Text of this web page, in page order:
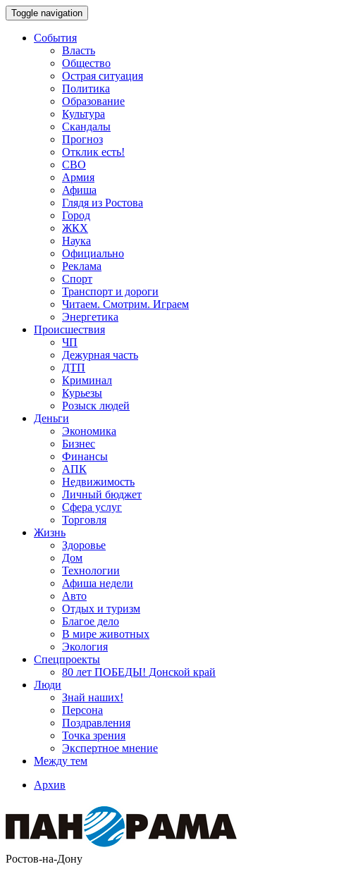
Toggle navigation
События
Власть
Общество
Острая ситуация
Политика
Образование
Культура
Скандалы
Прогноз
Отклик есть!
СВО
Армия
Афиша
Глядя из Ростова
Город
ЖКХ
Наука
Официально
Реклама
Спорт
Транспорт и дороги
Читаем. Смотрим. Играем
Энергетика
Происшествия
ЧП
Дежурная часть
ДТП
Криминал
Курьезы
Розыск людей
Деньги
Экономика
Бизнес
Финансы
АПК
Недвижимость
Личный бюджет
Сфера услуг
Торговля
Жизнь
Здоровье
Дом
Технологии
Афиша недели
Авто
Отдых и туризм
Благое дело
В мире животных
Экология
Спецпроекты
80 лет ПОБЕДЫ! Донской край
Люди
Знай наших!
Персона
Поздравления
Точка зрения
Экспертное мнение
Между тем
Архив
Ростов-на-Дону